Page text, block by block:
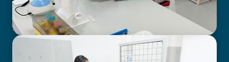
LABORATORIO CLÍNICO